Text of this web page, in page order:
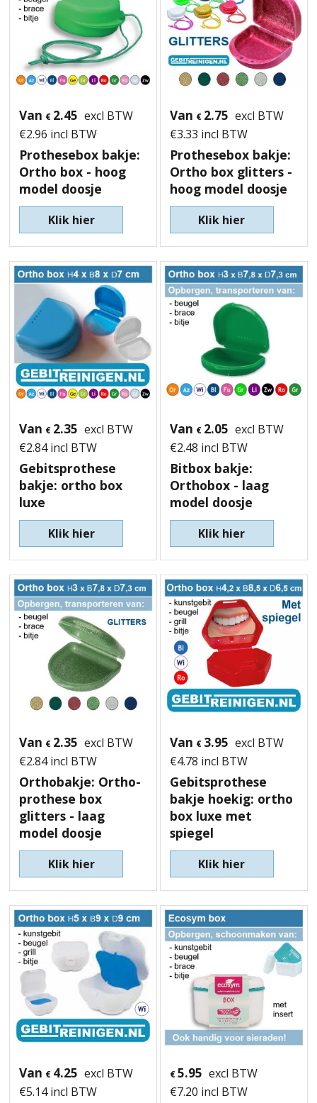
Van € 2.45 excl BTW
€2.96 incl BTW
Prothesebox bakje:
Ortho box - hoog
model doosje
Klik hier
Van € 2.75 excl BTW
€3.33 incl BTW
Prothesebox bakje:
Ortho box glitters -
hoog model doosje
Klik hier
Van € 2.35 excl BTW
€2.84 incl BTW
Gebitsprothese
bakje: ortho box
luxe
Klik hier
Van € 2.05 excl BTW
€2.48 incl BTW
Bitbox bakje:
Orthobox - laag
model doosje
Klik hier
Van € 2.35 excl BTW
€2.84 incl BTW
Orthobakje: Ortho-
prothese box
glitters - laag
model doosje
Klik hier
Van € 3.95 excl BTW
€4.78 incl BTW
Gebitsprothese
bakje hoekig: ortho
box luxe met
spiegel
Klik hier
Van € 4.25 excl BTW
€5.14 incl BTW
€5.95 excl BTW
€7.20 incl BTW